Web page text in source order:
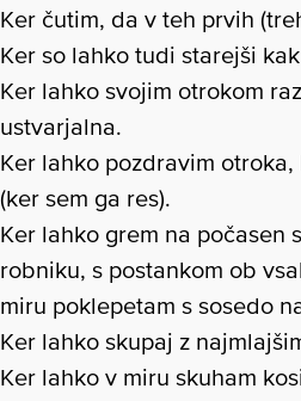
Ker čutim, da v teh prvih
Ker so lahko tudi starejši
Ker lahko svojim otrokom
ustvarjalna.
Ker lahko pozdravim
(ker sem ga res).
Ker lahko grem na počasen
robniku, s postankom ob
miru poklepetam s sosedo
Ker lahko skupaj z
Ker lahko v miru skuham